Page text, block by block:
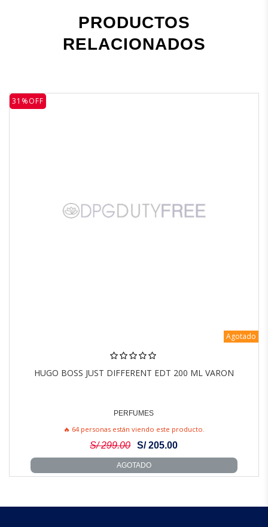
PRODUCTOS
RELACIONADOS
31%OFF
Agotado
HUGO BOSS JUST DIFFERENT EDT 200 ML VARON
PERFUMES
🔥 64 personas están viendo este producto.
S/ 299.00 S/ 205.00
AGOTADO